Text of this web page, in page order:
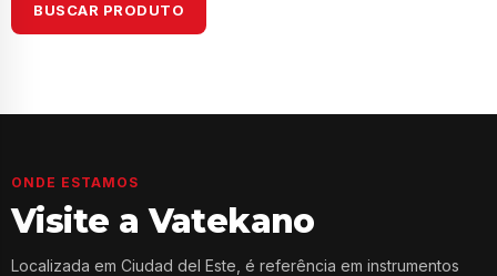
BUSCAR PRODUTO
ONDE ESTAMOS
Visite a Vatekano
Localizada em Ciudad del Este, é referência em instrumentos